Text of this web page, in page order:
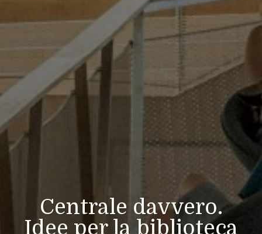
Centrale davvero.
Idee per la biblioteca